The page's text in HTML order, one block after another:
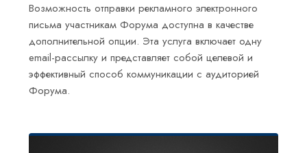
Возможность отправки рекламного электронного
письма участникам Форума доступна в качестве
дополнительной опции. Эта услуга включает одну
email-рассылку и представляет собой целевой и
эффективный способ коммуникации с аудиторией
Форума.